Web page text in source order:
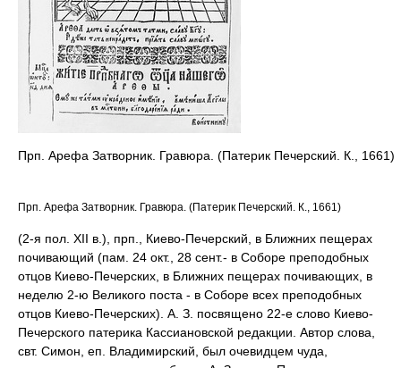
Прп. Арефа Затворник. Гравюра. (Патерик Печерский. К., 1661)
Прп. Арефа Затворник. Гравюра. (Патерик Печерский. К., 1661)
(2-я пол. XII в.), прп., Киево-Печерский, в Ближних пещерах
почивающий (пам. 24 окт., 28 сент.- в Соборе преподобных
отцов Киево-Печерских, в Ближних пещерах почивающих, в
неделю 2-ю Великого поста - в Соборе всех преподобных
отцов Киево-Печерских). А. З. посвящено 22-е слово Киево-
Печерского патерика Кассиановской редакции. Автор слова,
свт. Симон, еп. Владимирский, был очевидцем чуда,